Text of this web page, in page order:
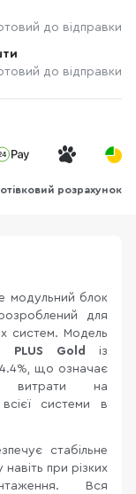
до відправки
до відправки
розрахунок
модульний блок
для
систем. Модель
Gold із
що означає
витрати на
системи в
стабільне
при різких
Вся